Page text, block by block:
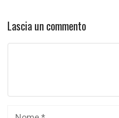
Lascia un commento
Nome